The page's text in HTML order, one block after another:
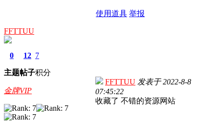
使用道具 举报
FFTTUU
0
主题
12
帖子
7
积分
金牌VIP
FFTTUU 发表于2022-8-8
07:45:22
收藏了 不错的资源网站